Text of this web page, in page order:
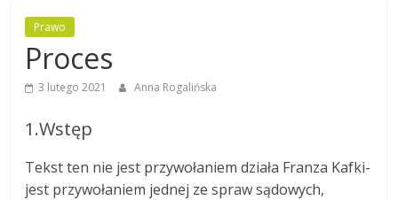
Prawo
Proces
3 lutego 2021 Anna Rogalińska
1.Wstęp
Tekst ten nie jest przywołaniem działa Franza Kafki-
jest przywołaniem jednej ze spraw sądowych,